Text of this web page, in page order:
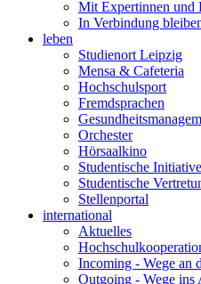
Mit Expertinnen und
In Verbindung
leben
Studienort Leipzig
Mensa & Cafeteria
Hochschulsport
Fremdsprachen
Orchester
Hörsaalkino
Studentische
Studentische
Stellenportal
international
Aktuelles
Incoming - Wege
Outgoing - Wege ins